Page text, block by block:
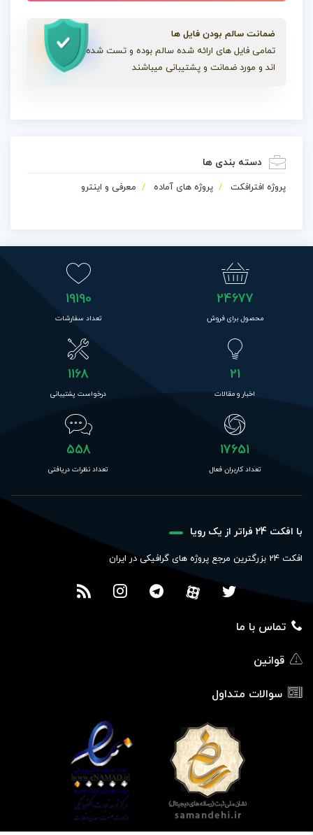
ضمانت سالم بودن فایل ها
تمامی فایل های ارائه شده سالم بوده و تست شده
اند و مورد ضمانت و پشتیبانی میباشند
دسته بندی ها
پروژه افترافکت پروژه های آماده معرفی و اینترو
24677
محصول برای فروش
19190
تعداد سفارشات
21
اخبار و مقالات
1168
درخواست پشتیبانی
17651
تعداد کاربران فعال
558
تعداد نظرات دریافتی
با افکت 24 فراتر از یک رویا
افکت 24 بزرگترین مرجع پروژه های گرافیکی در ایران
تماس با ما
قوانین
سوالات متداول